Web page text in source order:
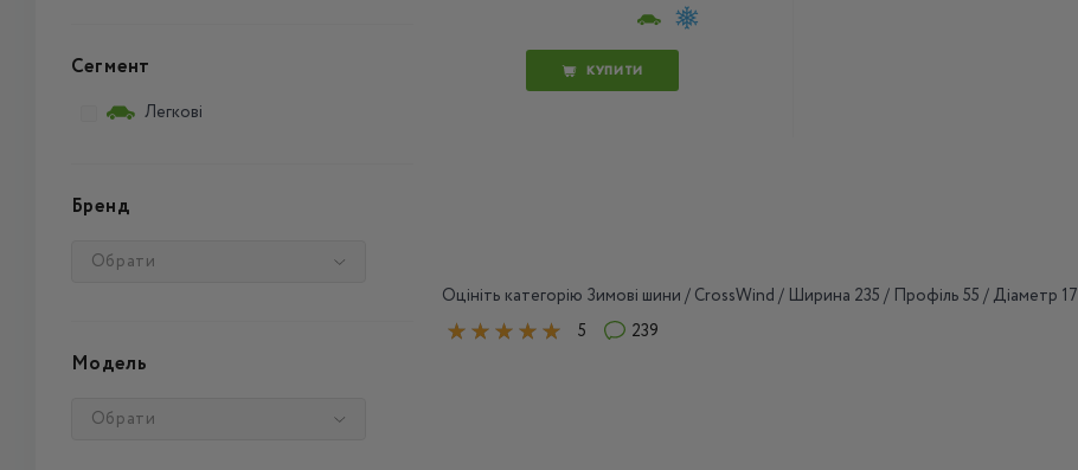
Сегмент
Легкові
Бренд
Обрати
Модель
Обрати
КУПИТИ
Оцініть категорію Зимові шини / CrossWind / Ширина 235 / Профіль 55 / Діаметр 17
5
239